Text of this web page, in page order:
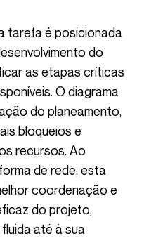
do
as etapas críticas
O diagrama
do planeamento,
bloqueios e
recursos. Ao
de rede, esta
coordenação e
do projeto,
até à sua